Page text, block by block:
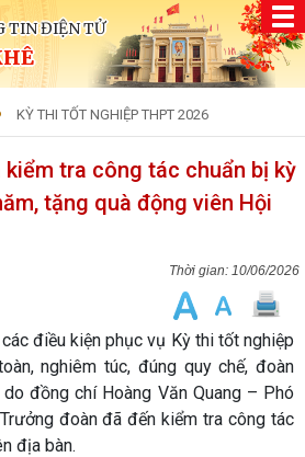
TIN ĐIỆN TỬ
KỲ THI TỐT NGHIỆP THPT 2026
kiểm tra công tác chuẩn bị kỳ
tặng quà động viên Hội
10/06/2026
kiện phục vụ Kỳ thi tốt nghiệp
nghiêm túc, đúng quy chế, đoàn
đồng chí Hoàng Văn Quang – Phó
đoàn đã đến kiểm tra công tác
địa bàn.